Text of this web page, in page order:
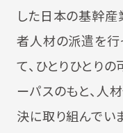
した日本の基幹
者人材の派遣を行
て、ひとりひとり
ーパスのもと、人
決に取り組んでい